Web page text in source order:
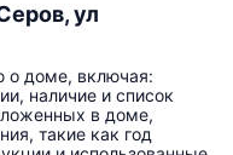
ул
о доме, включая:
наличие и список
в доме,
такие как год